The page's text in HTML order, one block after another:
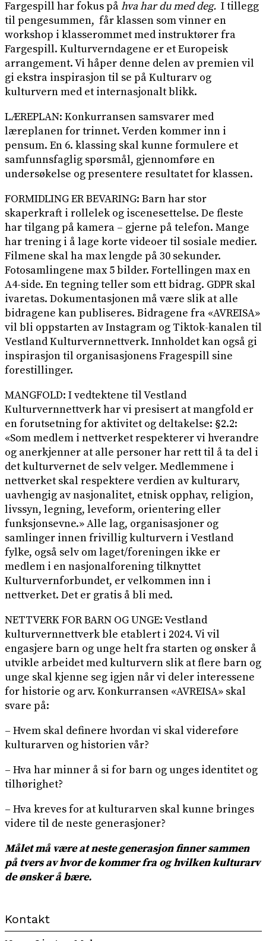
Fargespill har fokus påhva har du med deg.I tillegg
til pengesummen, får klassen som vinner en
workshop i klasserommet med instruktører fra
Fargespill. Kulturverndagene er et Europeisk
arrangement. Vi håper denne delen av premien vil
gi ekstra inspirasjon til se på Kulturarv og
kulturvern med et internasjonalt blikk.
LÆREPLAN: Konkurransen samsvarer med
læreplanen for trinnet. Verden kommer inn i
pensum. En 6. klassing skal kunne formulere et
samfunnsfaglig spørsmål, gjennomføre en
undersøkelse og presentere resultatet for klassen.
FORMIDLING ER BEVARING: Barn har stor
skaperkraft i rollelek og iscenesettelse. De fleste
har tilgang på kamera – gjerne på telefon. Mange
har trening i å lage korte videoer til sosiale medier.
Filmene skal ha max lengde på 30 sekunder.
Fotosamlingene max 5 bilder. Fortellingen max en
A4-side. En tegning teller som ett bidrag. GDPR skal
ivaretas. Dokumentasjonen må være slik at alle
bidragene kan publiseres. Bidragene fra «AVREISA»
vil bli oppstarten av Instagram og Tiktok-kanalen til
Vestland Kulturvernnettverk. Innholdet kan også gi
inspirasjon til organisasjonens Fragespill sine
forestillinger.
MANGFOLD: I vedtektene til Vestland
Kulturvernnettverk har vi presisert at mangfold er
en forutsetning for aktivitet og deltakelse: §2.2:
«Som medlem i nettverket respekterer vi hverandre
og anerkjenner at alle personer har rett til å ta del i
det kulturvernet de selv velger. Medlemmene i
nettverket skal respektere verdien av kulturarv,
uavhengig av nasjonalitet, etnisk opphav, religion,
livssyn, legning, leveform, orientering eller
funksjonsevne.» Alle lag, organisasjoner og
samlinger innen frivillig kulturvern i Vestland
fylke, også selv om laget/foreningen ikke er
medlem i en nasjonalforening tilknyttet
Kulturvernforbundet, er velkommen inn i
nettverket. Det er gratis å bli med.
NETTVERK FOR BARN OG UNGE: Vestland
kulturvernnettverk ble etablert i 2024. Vi vil
engasjere barn og unge helt fra starten og ønsker å
utvikle arbeidet med kulturvern slik at flere barn og
unge skal kjenne seg igjen når vi deler interessene
for historie og arv. Konkurransen «AVREISA» skal
svare på:
– Hvem skal definere hvordan vi skal videreføre
kulturarven og historien vår?
– Hva har minner å si for barn og unges identitet og
tilhørighet?
– Hva kreves for at kulturarven skal kunne bringes
videre til de neste generasjoner?
Målet må være at neste generasjon finner sammen
på tvers av hvor de kommer fra og hvilken kulturarv
de ønsker å bære.
Kontakt